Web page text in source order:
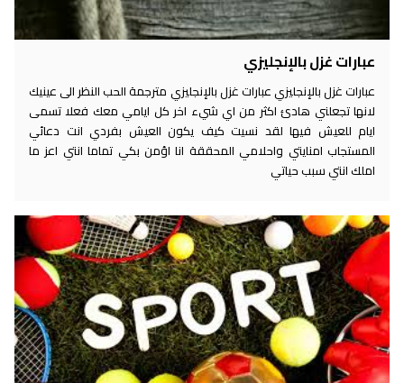
عبارات غزل بالإنجليزي
عبارات غزل بالإنجليزي عبارات غزل بالإنجليزي مترجمة الحب النظر الى عينيك
لانها تجعلني هادئ اكثر من اي شيء اخر كل ايامي معك فعلا تسمى
ايام للعيش فيها لقد نسيت كيف يكون العيش بفردي انت دعائي
المستجاب امنايتي واحلامي المحققة انا اؤمن بكي تماما انتي اعز ما
املك انتي سبب حياتي